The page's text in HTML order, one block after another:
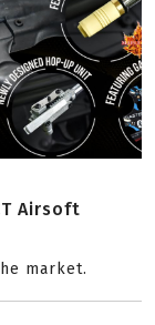
Airsoft
market.